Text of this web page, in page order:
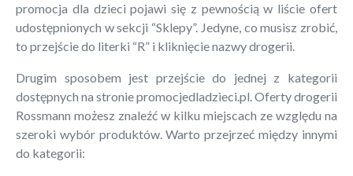
promocja dla dzieci pojawi się z pewnością w liście ofert
udostępnionych w sekcji “Sklepy”. Jedyne, co musisz zrobić,
to przejście do literki “R” i kliknięcie nazwy drogerii.
Drugim sposobem jest przejście do jednej z kategorii
dostępnych na stronie promocjedladzieci.pl. Oferty drogerii
Rossmann możesz znaleźć w kilku miejscach ze względu na
szeroki wybór produktów. Warto przejrzeć między innymi
do kategorii: